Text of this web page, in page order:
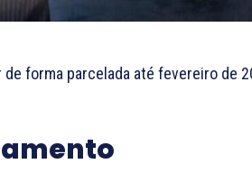
forma parcelada até fevereiro de